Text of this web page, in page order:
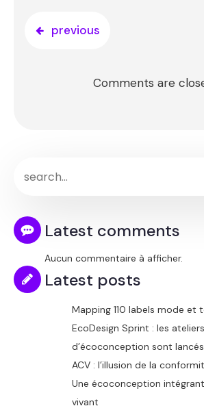
previous
Comments are
Latest comments
Aucun commentaire à afficher.
Latest posts
Mapping 110 labels mode et
EcoDesign Sprint : les
d’écoconception sont
ACV : l’illusion de la
Une écoconception
vivant